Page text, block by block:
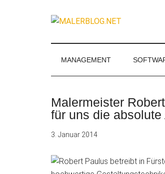
Magazin
Stuckateure
MANAGEMENT
Malermeister
für uns die absolute
3. Januar 2014